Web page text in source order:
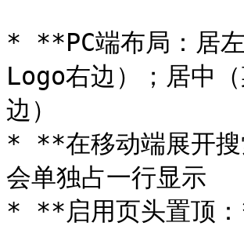
* **PC端布局：居
Logo右边）；居中
边）
* **在移动端展开搜
会单独占一行显示
* **启用页头置顶：